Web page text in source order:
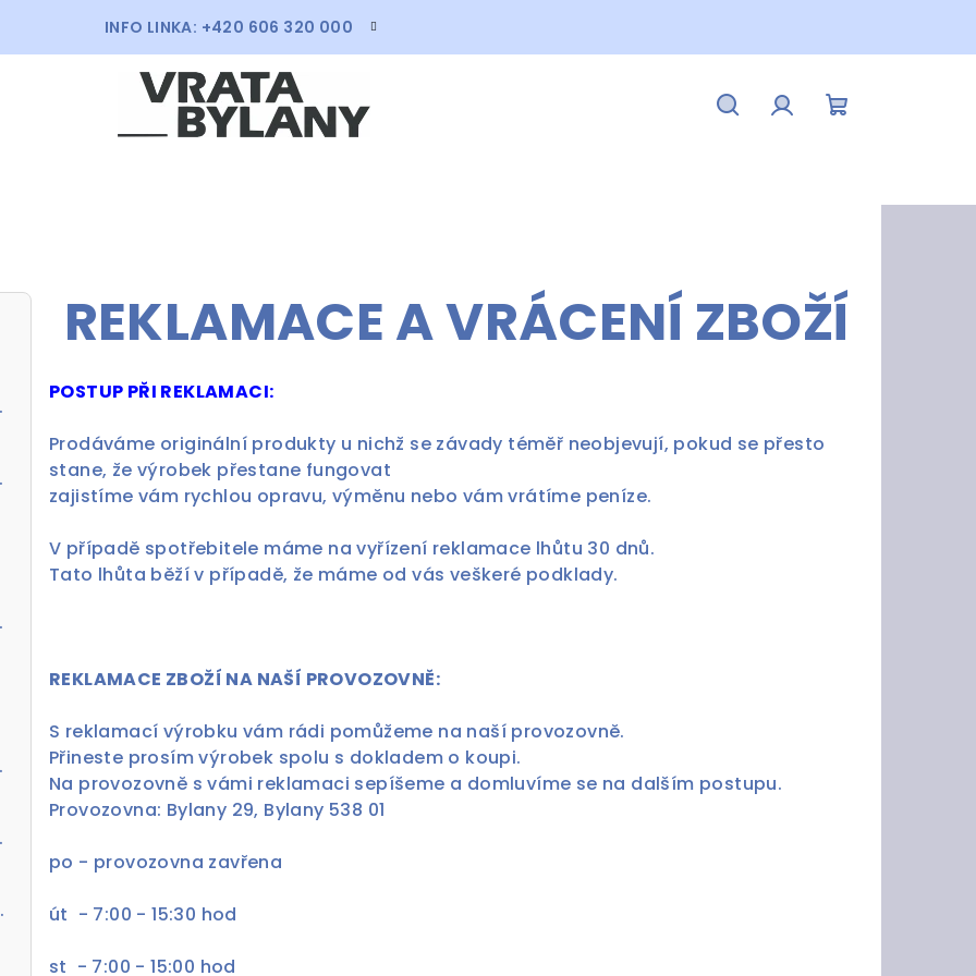
INFO LINKA: +420 606 320 000
košík
antracit
ProLift 700
ProLift 700
ProLift 700
ProLift 700
ProLift 700
REKLAMACE A VRÁCENÍ ZBOŽÍ
POSTUP PŘI REKLAMACI:
Prodáváme originální produkty u nichž se závady téměř neobjevují, pokud se přesto
stane, že výrobek přestane fungovat
zajistíme vám rychlou opravu, výměnu nebo vám vrátíme peníze.
V případě spotřebitele máme na vyřízení reklamace lhůtu 30 dnů.
Tato lhůta běží v případě, že máme od vás veškeré podklady.
REKLAMACE ZBOŽÍ NA NAŠÍ PROVOZOVNĚ:
S reklamací výrobku vám rádi pomůžeme na naší provozovně.
Přineste prosím výrobek spolu s dokladem o koupi.
Na provozovně s vámi reklamaci sepíšeme a domluvíme se na dalším postupu.
Provozovna: Bylany 29, Bylany 538 01
po - provozovna zavřena
út - 7:00 - 15:30 hod
st - 7:00 - 15:00 hod